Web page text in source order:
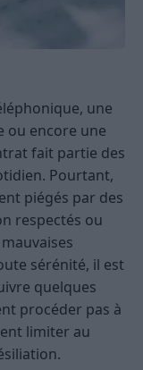
une
ou encore une
fait partie des
Pourtant,
piégés par des
respectés ou
sérénité, il est
quelques
procéder pas à
limiter au